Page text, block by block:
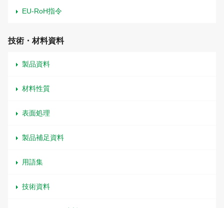
EU-RoH指令
技術・材料資料
製品資料
材料性質
表面処理
製品補足資料
用語集
技術資料